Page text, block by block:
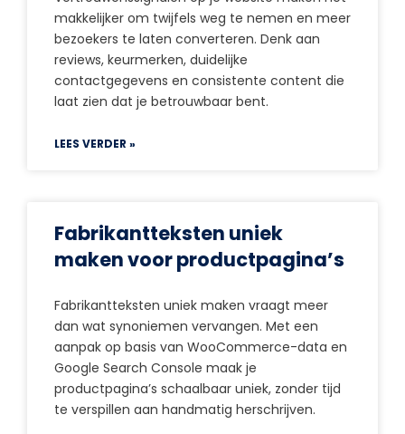
makkelijker om twijfels weg te nemen en meer
bezoekers te laten converteren. Denk aan
reviews, keurmerken, duidelijke
contactgegevens en consistente content die
laat zien dat je betrouwbaar bent.
LEES VERDER »
Fabrikantteksten uniek
maken voor productpagina’s
Fabrikantteksten uniek maken vraagt meer
dan wat synoniemen vervangen. Met een
aanpak op basis van WooCommerce-data en
Google Search Console maak je
productpagina’s schaalbaar uniek, zonder tijd
te verspillen aan handmatig herschrijven.